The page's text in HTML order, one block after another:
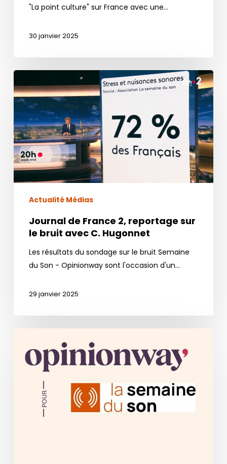
"La point culture" sur France avec une…
30 janvier 2025
de
France
reportage
sur
le
bruit
avec
Actualité Médias
Journal de France 2, reportage sur
le bruit avec C. Hugonnet
Les résultats du sondage sur le bruit Semaine
du Son - Opinionway sont l'occasion d'un…
29 janvier 2025
exclusif
Semaine
Opinionway